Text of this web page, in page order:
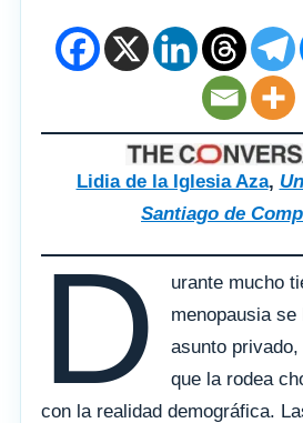
Lidia de la Iglesia Aza,
Santiago de
D
urante mucho
menopausia
asunto
que la rodea
con la realidad demográfica.